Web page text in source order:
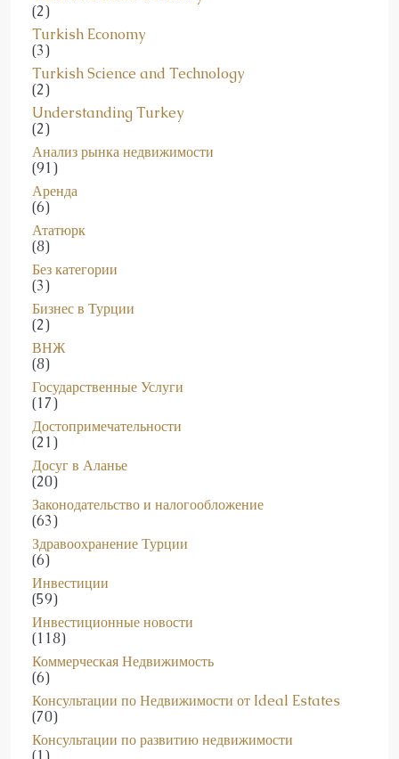
Turkish Economy
(3)
Turkish Science and Technology
(2)
Understanding Turkey
(2)
Анализ рынка недвижимости
(91)
Аренда
(6)
Ататюрк
(8)
Без категории
(3)
Бизнес в Турции
(2)
ВНЖ
(8)
Государственные Услуги
(17)
Достопримечательности
(21)
Досуг в Аланье
(20)
Законодательство и налогообложение
(63)
Здравоохранение Турции
(6)
Инвестиции
(59)
Инвестиционные новости
(118)
Коммерческая Недвижимость
(6)
Консультации по Недвижимости от Ideal Estates
(70)
Консультации по развитию недвижимости
(1)